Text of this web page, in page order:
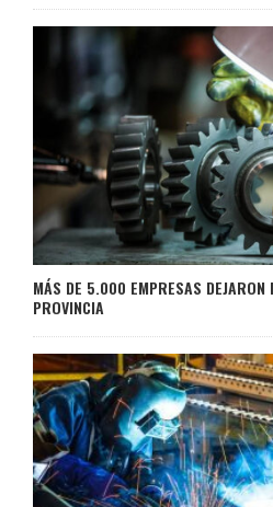
MÁS DE 5.000 EMPRESAS DEJARON
PROVINCIA